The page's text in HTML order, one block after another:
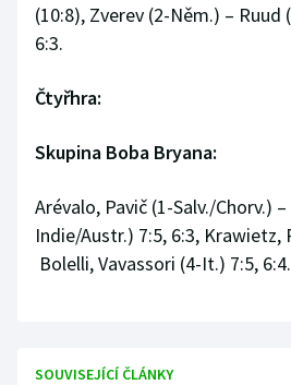
Ostatní
(10:8), Zverev (2-Něm.) – Ruud
6:3.
Čtyřhra:
Skupina Boba Bryana:
Arévalo, Pavič (1-Salv./Chorv.)
Indie/Austr.) 7:5, 6:3, Krawietz,
Bolelli, Vavassori (4-It.) 7:5, 6:4.
SOUVISEJÍCÍ ČLÁNKY